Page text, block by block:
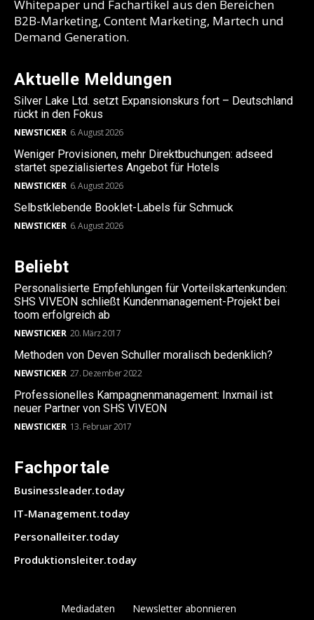
Whitepaper und Fachartikel aus den Bereichen
B2B-Marketing, Content Marketing, Martech und
Demand Generation.
Aktuelle Meldungen
Silver Lake Ltd. setzt Expansionskurs fort – Deutschland
rückt in den Fokus
NEWSTICKER 6. August 2026
Weniger Provisionen, mehr Direktbuchungen: adseed
startet spezialisiertes Angebot für Hotels
NEWSTICKER 6. August 2026
Selbstklebende Booklet-Labels für Schmuck
NEWSTICKER 6. August 2026
Beliebt
Personalisierte Empfehlungen für Vorteilskartenkunden:
SHS VIVEON schließt Kundenmanagement-Projekt bei
toom erfolgreich ab
NEWSTICKER 20. März 2017
Methoden von Deven Schuller moralisch bedenklich?
NEWSTICKER 27. Dezember 2022
Professionelles Kampagnenmanagement: Inxmail ist
neuer Partner von SHS VIVEON
NEWSTICKER 13. Februar 2017
Fachportale
Businessleader.today
IT-Management.today
Personalleiter.today
Produktionsleiter.today
Mediadaten Newsletter abonnieren